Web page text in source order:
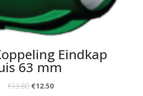
Eindkap
63 mm
€13.80 €12.50